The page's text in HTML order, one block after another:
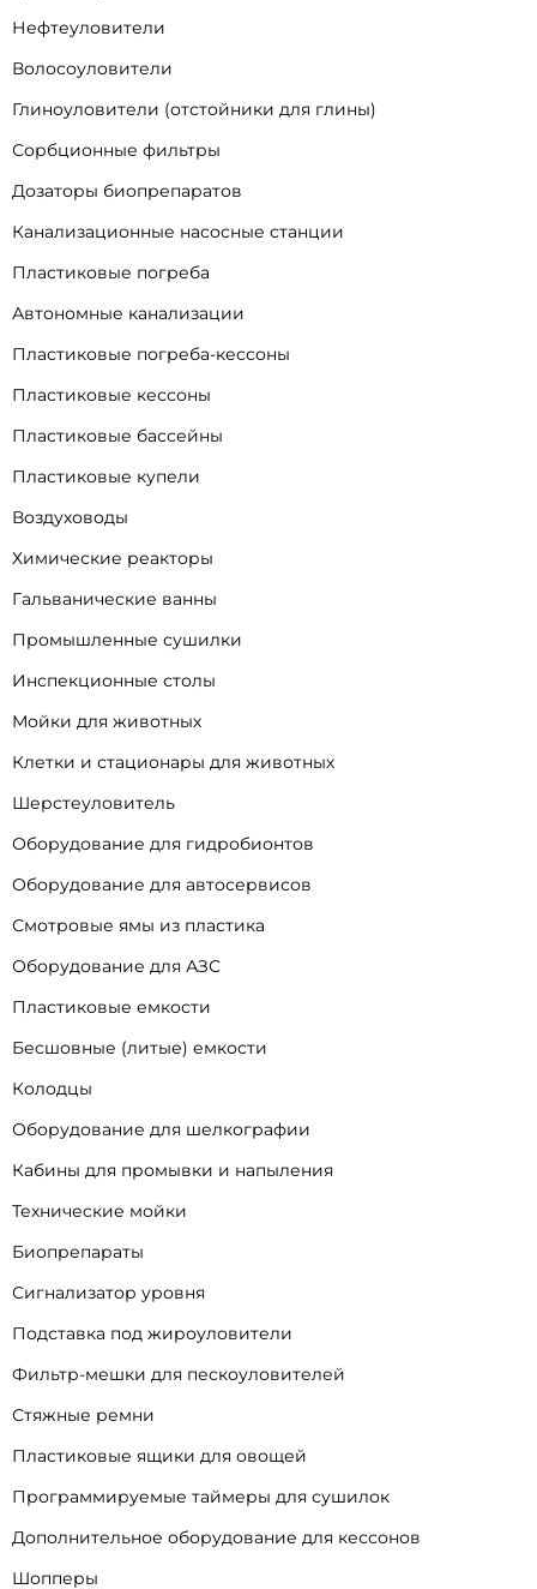
Нефтеуловители
Волосоуловители
Глиноуловители (отстойники для глины)
Сорбционные фильтры
Дозаторы биопрепаратов
Канализационные насосные станции
Пластиковые погреба
Автономные канализации
Пластиковые погреба-кессоны
Пластиковые кессоны
Пластиковые бассейны
Пластиковые купели
Воздуховоды
Химические реакторы
Гальванические ванны
Промышленные сушилки
Инспекционные столы
Мойки для животных
Клетки и стационары для животных
Шерстеуловитель
Оборудование для гидробионтов
Оборудование для автосервисов
Смотровые ямы из пластика
Оборудование для АЗС
Пластиковые емкости
Бесшовные (литые) емкости
Колодцы
Оборудование для шелкографии
Кабины для промывки и напыления
Технические мойки
Биопрепараты
Сигнализатор уровня
Подставка под жироуловители
Фильтр-мешки для пескоуловителей
Стяжные ремни
Пластиковые ящики для овощей
Программируемые таймеры для сушилок
Дополнительное оборудование для кессонов
Шопперы